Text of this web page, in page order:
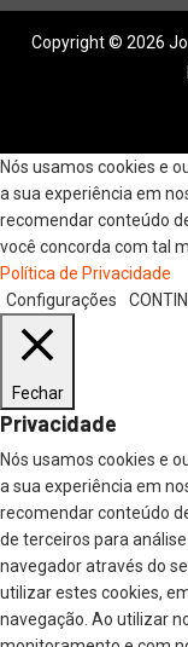
Copyright © 2026
Nós usamos cookies e
a sua experiência em
recomendar conteúdo
você concorda com tal
Política de Privacidade
Configurações
Fechar
Privacidade
Nós usamos cookies e
a sua experiência em
recomendar conteúdo
de terceiros para
navegador através do
utilizar estes cookies,
navegação. Ao utilizar